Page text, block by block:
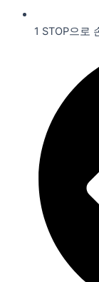
1 STOP으로